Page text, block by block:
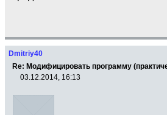
Dmitriy40
Re: Модифицировать программу
03.12.2014, 16:13